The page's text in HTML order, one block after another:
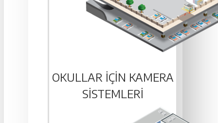
OKULLAR IÇIN KAMERA
SISTEMLERI